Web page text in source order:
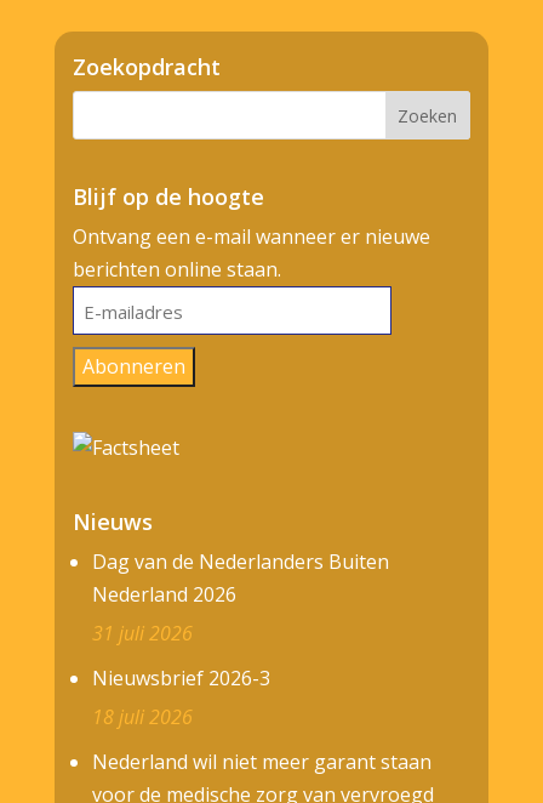
Zoekopdracht
Blijf op de hoogte
Ontvang een e-mail wanneer er nieuwe
berichten online staan.
E-
mailadres
Abonneren
Nieuws
Dag van de Nederlanders Buiten
Nederland 2026
31 juli 2026
Nieuwsbrief 2026-3
18 juli 2026
Nederland wil niet meer garant staan
voor de medische zorg van vervroegd